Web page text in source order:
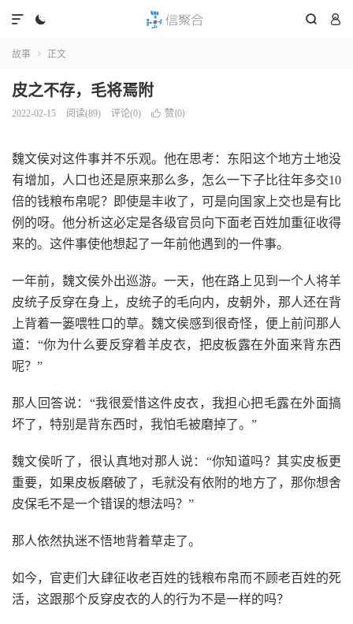
  

故事  正文
皮之不存，毛将焉附
2022-02-15 阅读(89) 评论(0)  赞(0)
魏文侯对这件事并不乐观。他在思考：东阳这个地方土地没
有增加，人口也还是原来那么多，怎么一下子比往年多交10
倍的钱粮布帛呢？即使是丰收了，可是向国家上交也是有比
例的呀。他分析这必定是各级官员向下面老百姓加重征收得
来的。这件事使他想起了一年前他遇到的一件事。
一年前，魏文侯外出巡游。一天，他在路上见到一个人将羊
皮统子反穿在身上，皮统子的毛向内，皮朝外，那人还在背
上背着一篓喂牲口的草。魏文侯感到很奇怪，便上前问那人
道：“你为什么要反穿着羊皮衣，把皮板露在外面来背东西
呢？”
那人回答说：“我很爱惜这件皮衣，我担心把毛露在外面搞
坏了，特别是背东西时，我怕毛被磨掉了。”
魏文侯听了，很认真地对那人说：“你知道吗？其实皮板更
重要，如果皮板磨破了，毛就没有依附的地方了，那你想舍
皮保毛不是一个错误的想法吗？”
那人依然执迷不悟地背着草走了。
如今，官吏们大肆征收老百姓的钱粮布帛而不顾老百姓的死
活，这跟那个反穿皮衣的人的行为不是一样的吗？